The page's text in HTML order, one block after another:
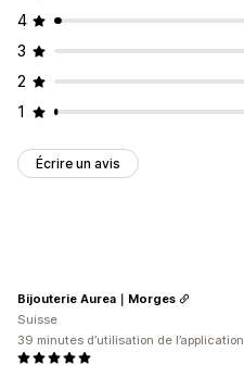
4
3
2
1
Écrire un avis
Bijouterie Aurea｜Morges
Suisse
39 minutes d’utilisation de l’application